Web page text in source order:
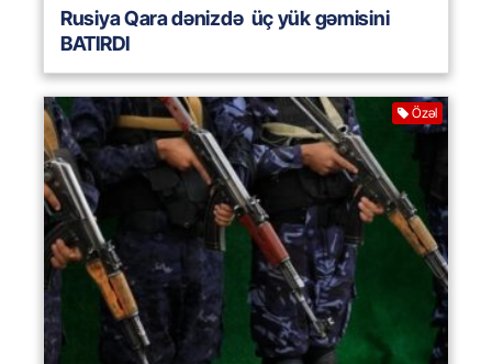
Rusiya Qara dənizdə üç yük gəmisini
BATIRDI
Özəl